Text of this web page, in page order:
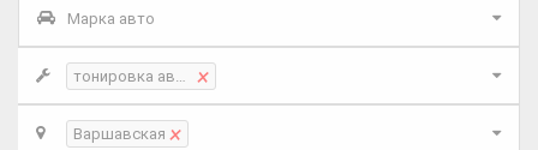
Марка авто
тонировка автомобиля
×
Варшавская ×